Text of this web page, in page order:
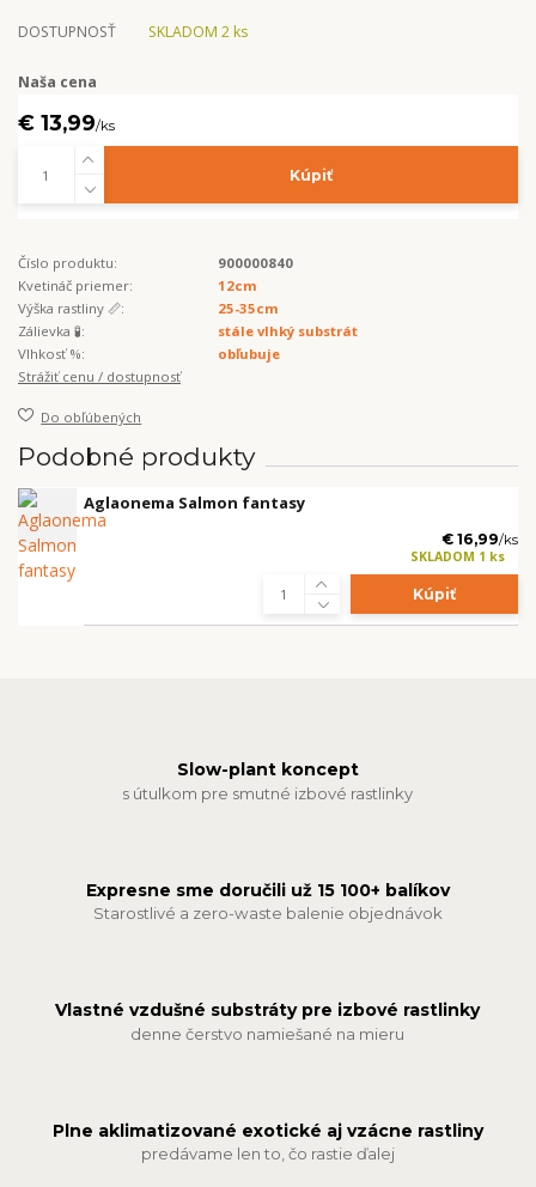
DOSTUPNOSŤ SKLADOM 2 ks
Naša cena
€ 13,99/ks
Kúpiť
Číslo produktu:
900000840
Kvetináč priemer:
12cm
Výška rastliny 📏:
25-35cm
Zálievka 🧪:
stále vlhký substrát
Vlhkosť %:
obľubuje
Strážiť cenu / dostupnosť
Do obľúbených
Podobné produkty
Aglaonema Salmon fantasy
€ 16,99/ks
SKLADOM 1 ks
Kúpiť
Slow-plant koncept
s útulkom pre smutné izbové rastlinky
Expresne sme doručili už 15 100+ balíkov
Starostlivé a zero-waste balenie objednávok
Vlastné vzdušné substráty pre izbové rastlinky
denne čerstvo namiešané na mieru
Plne aklimatizované exotické aj vzácne rastliny
predávame len to, čo rastie ďalej